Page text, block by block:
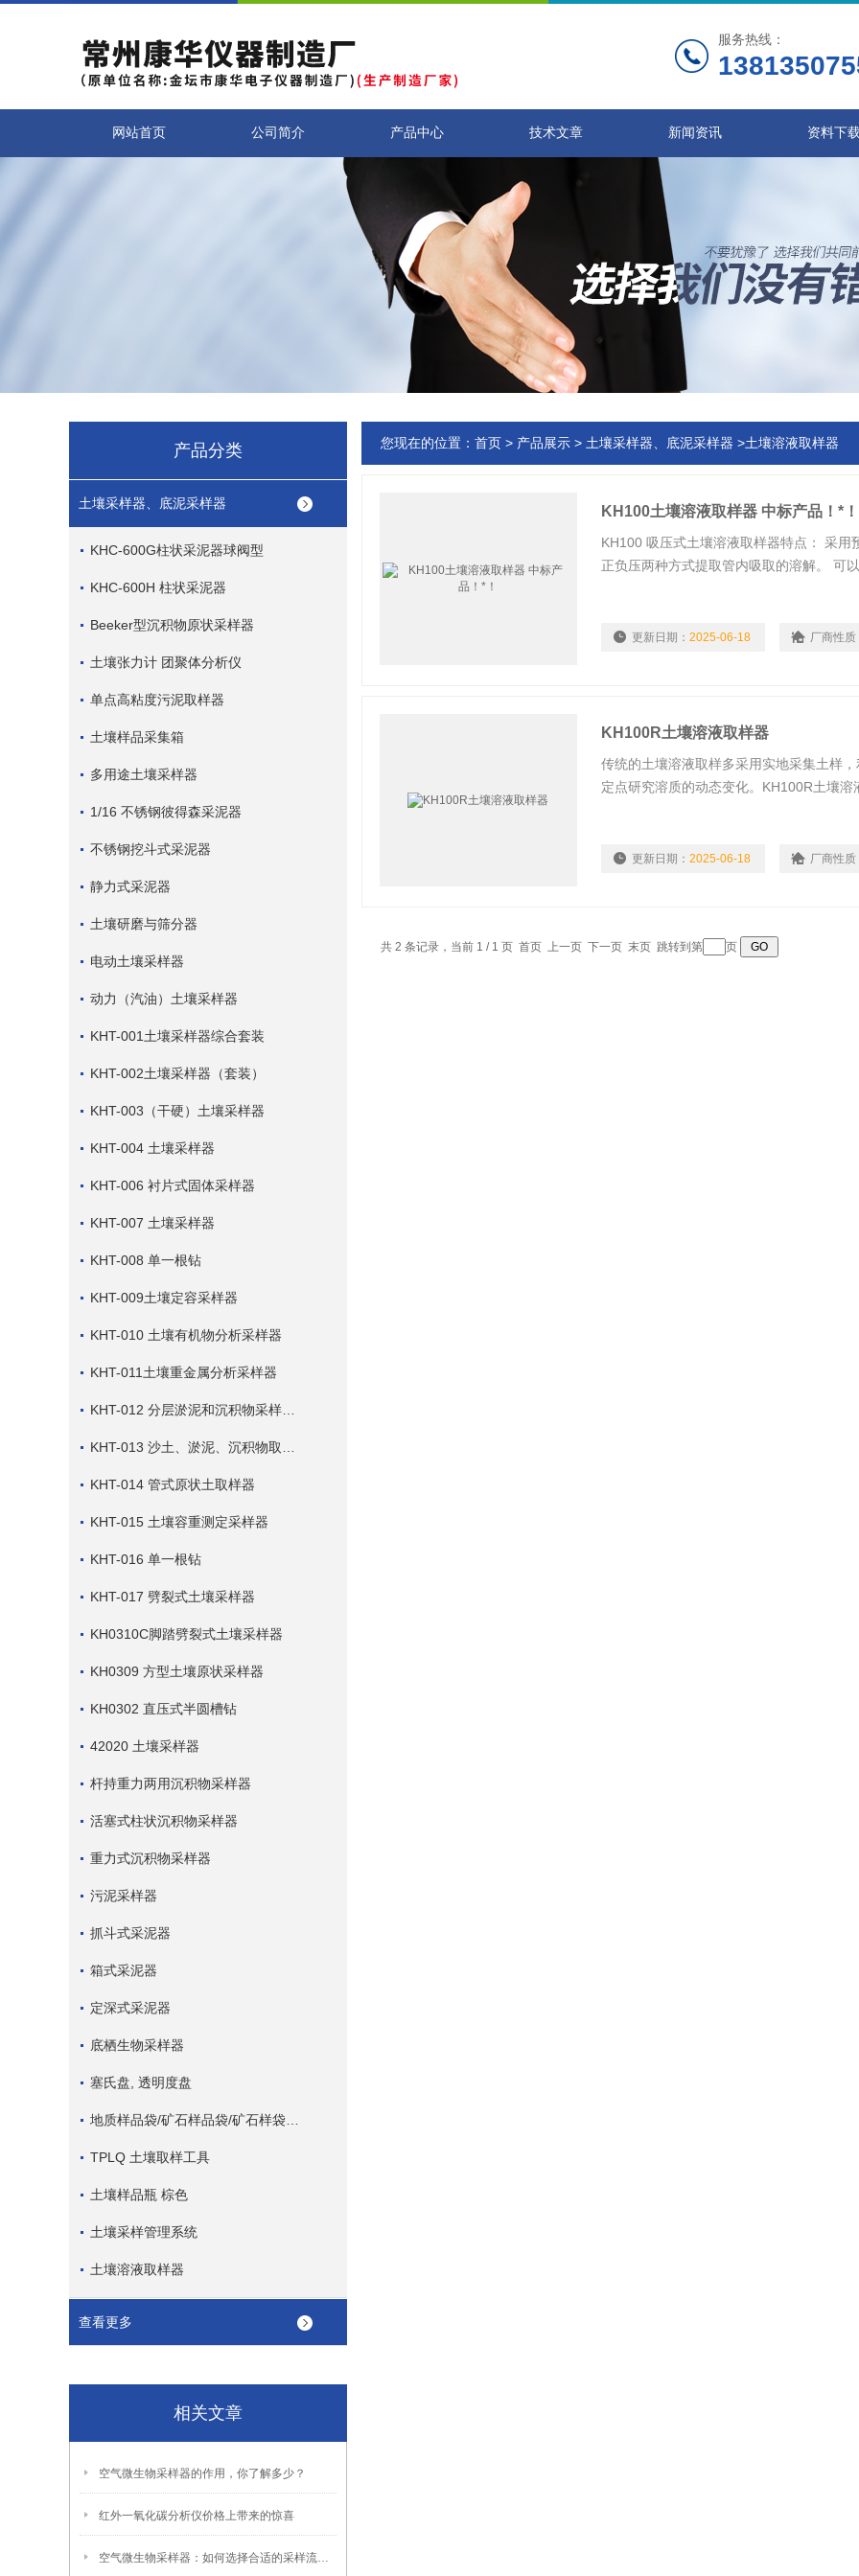
服务热线：
网站首页 公司简介 产品中心 技术文章 新闻资讯 资料下
产品分类
土壤采样器、底泥采样器
KHC-600G柱状采泥器球阀型
KHC-600H 柱状采泥器
Beeker型沉积物原状采样器
土壤张力计 团聚体分析仪
单点高粘度污泥取样器
土壤样品采集箱
多用途土壤采样器
1/16 不锈钢彼得森采泥器
不锈钢挖斗式采泥器
静力式采泥器
土壤研磨与筛分器
电动土壤采样器
动力（汽油）土壤采样器
KHT-001土壤采样器综合套装
KHT-002土壤采样器（套装）
KHT-003（干硬）土壤采样器
KHT-004 土壤采样器
KHT-006 衬片式固体采样器
KHT-007 土壤采样器
KHT-008 单一根钻
KHT-009土壤定容采样器
KHT-010 土壤有机物分析采样器
KHT-011土壤重金属分析采样器
KHT-014 管式原状土取样器
KHT-015 土壤容重测定采样器
KHT-016 单一根钻
KHT-017 劈裂式土壤采样器
KH0310C脚踏劈裂式土壤采样器
KH0309 方型土壤原状采样器
KH0302 直压式半圆槽钻
42020 土壤采样器
杆持重力两用沉积物采样器
活塞式柱状沉积物采样器
重力式沉积物采样器
污泥采样器
抓斗式采泥器
箱式采泥器
定深式采泥器
底栖生物采样器
塞氏盘, 透明度盘
TPLQ 土壤取样工具
土壤样品瓶 棕色
土壤采样管理系统
土壤溶液取样器
查看更多
相关文章
空气微生物采样器的作用，你了解多少？
红外一氧化碳分析仪价格上带来的惊喜
空气微生物采样器：如何选择合适的采样流量？
您现在的位置： 首页 > 产品展示 > 土壤采样器、底泥采样器 >土壤溶液取样器
KH100土壤溶液取样器 中标产品！*！
KH100 吸压式土壤溶液取样器特点： 采
正负压两种方式提取管内吸取的溶解。 可
更新日期：2025-06-18 厂商性质
KH100R土壤溶液取样器
传统的土壤溶液取样多采用实地采集土样
定点研究溶质的动态变化。KH100R土壤
得到广泛推广。
更新日期：2025-06-18 厂商性质
共 2 条记录，当前 1 / 1 页 首页 上一页 下一页 末页 跳转到第 页